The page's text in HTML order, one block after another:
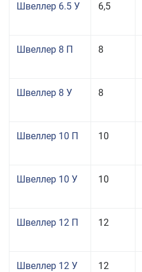
Швеллер 6.5 У 6,5
Швеллер 8 П 8
Швеллер 8 У 8
Швеллер 10 П 10
Швеллер 10 У 10
Швеллер 12 П 12
Швеллер 12 У 12